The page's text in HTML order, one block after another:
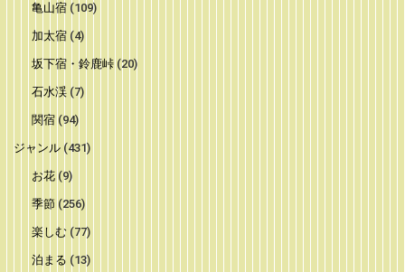
亀山宿(109)
加太宿(4)
坂下宿・鈴鹿峠(20)
石水渓(7)
関宿(94)
ジャンル (431)
お花(9)
季節 (256)
楽しむ (77)
泊まる (13)